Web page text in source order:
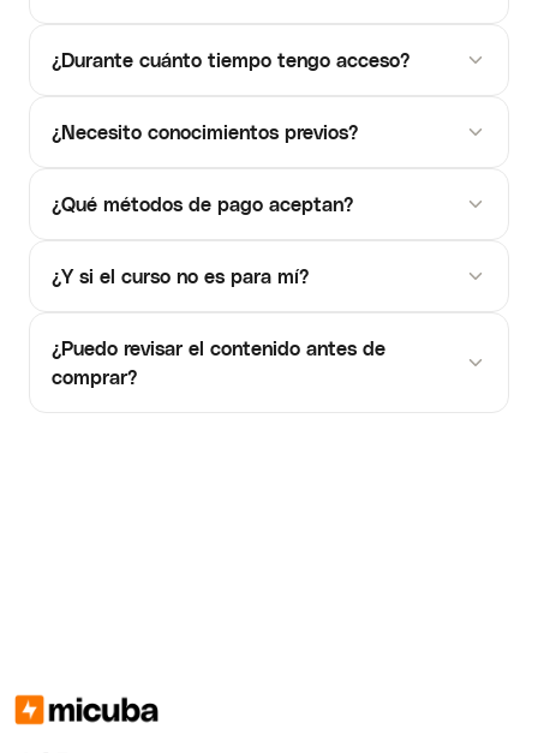
¿Durante cuánto tiempo tengo acceso?
¿Necesito conocimientos previos?
¿Qué métodos de pago aceptan?
¿Y si el curso no es para mí?
¿Puedo revisar el contenido antes de
comprar?